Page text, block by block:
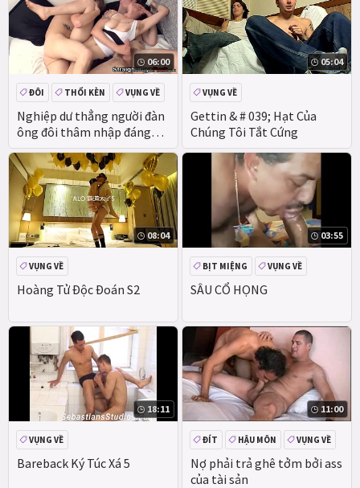
06:00
Nghiệp dư thẳng người đàn
ông đôi thâm nhập đáng
yêu brunette babe
ĐÔI THỔI KÈN
VỤNG VỀ
BA NGƯỜI
05:04
Gettin & # 039; Hạt Của
Chúng Tôi Tắt Cứng
VỤNG VỀ
08:04
Hoàng Tử Độc Đoán S2
VỤNG VỀ
03:55
SÂU CỔ HỌNG
BỊT MIỆNG VỤNG VỀ
18:11
Bareback Ký Túc Xá 5
VỤNG VỀ
11:00
Nợ phải trả ghê tởm bởi ass
của tài sản
ĐÍT HẬU MÔN VỤNG VỀ